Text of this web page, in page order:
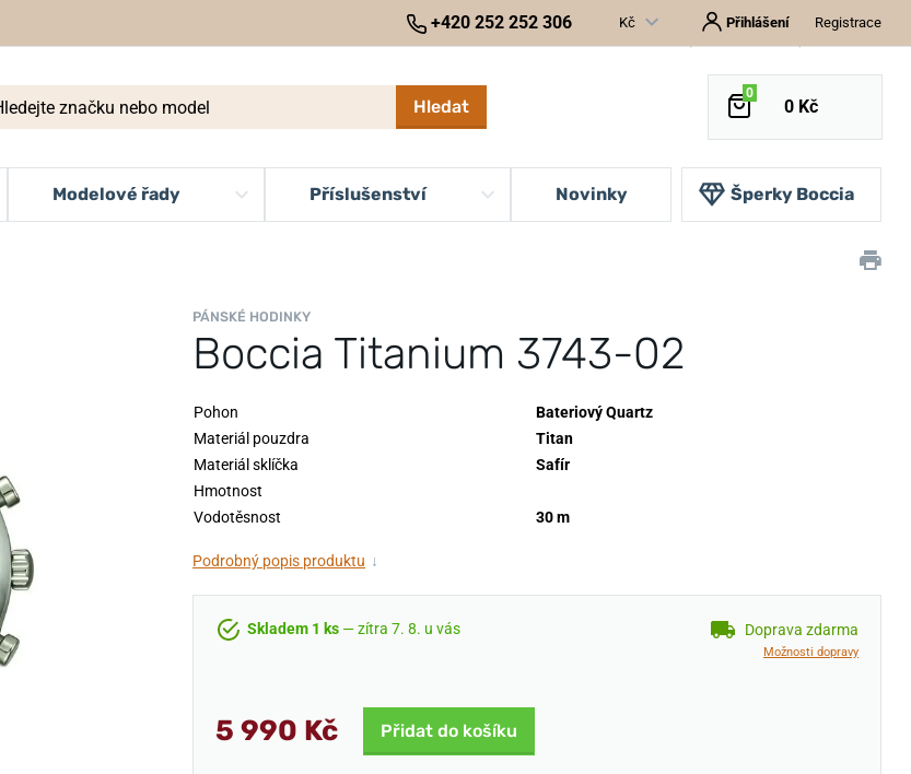
+420 252 252 306 Kč Přihlášení Registrace
Hledat
0
0 Kč
Modelové řady Příslušenství Novinky Šperky Boccia
PÁNSKÉ HODINKY
Boccia Titanium 3743-02
Pohon
Bateriový Quartz
Materiál pouzdra
Titan
Materiál sklíčka
Safír
Hmotnost
Vodotěsnost
30 m
Podrobný popis produktu ↓
Skladem 1 ks — zítra 7. 8. u vás Doprava zdarma
Možnosti dopravy
5 990 Kč Přidat do košíku